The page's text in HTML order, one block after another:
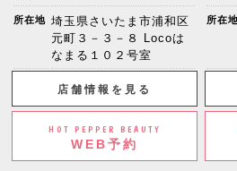
所在地 埼玉県さいたま市浦和区
元町３－３－８ Locoは
なまる１０２号室
店舗情報を見る
HOT PEPPER BEAUTY
WEB予約
所在